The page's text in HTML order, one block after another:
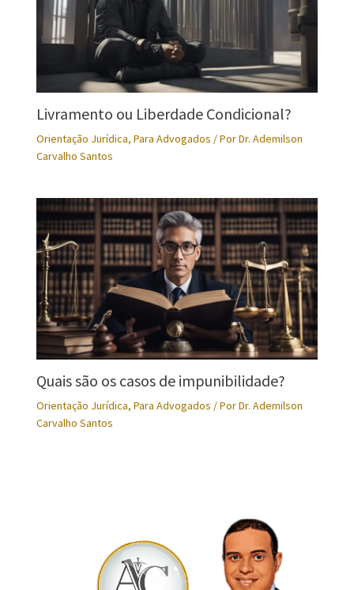
Livramento ou Liberdade Condicional?
Orientação Jurídica, Para Advogados / PorDr. Ademilson
Carvalho Santos
Quais são os casos de impunibilidade?
Orientação Jurídica, Para Advogados / PorDr. Ademilson
Carvalho Santos